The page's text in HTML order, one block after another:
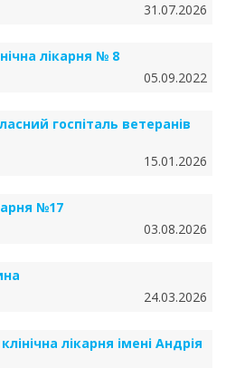
31.07.2026
лікарня № 8
05.09.2022
госпіталь ветеранів
15.01.2026
№17
03.08.2026
24.03.2026
лікарня імені Андрія